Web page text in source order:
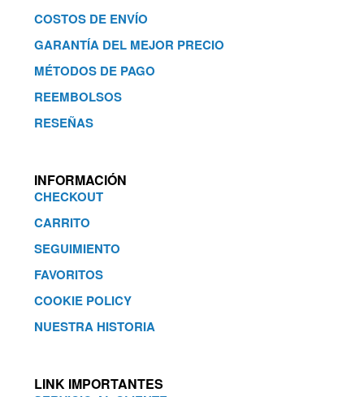
COSTOS DE ENVÍO
GARANTÍA DEL MEJOR PRECIO
MÉTODOS DE PAGO
REEMBOLSOS
RESEÑAS
INFORMACIÓN
CHECKOUT
CARRITO
SEGUIMIENTO
FAVORITOS
COOKIE POLICY
NUESTRA HISTORIA
LINK IMPORTANTES